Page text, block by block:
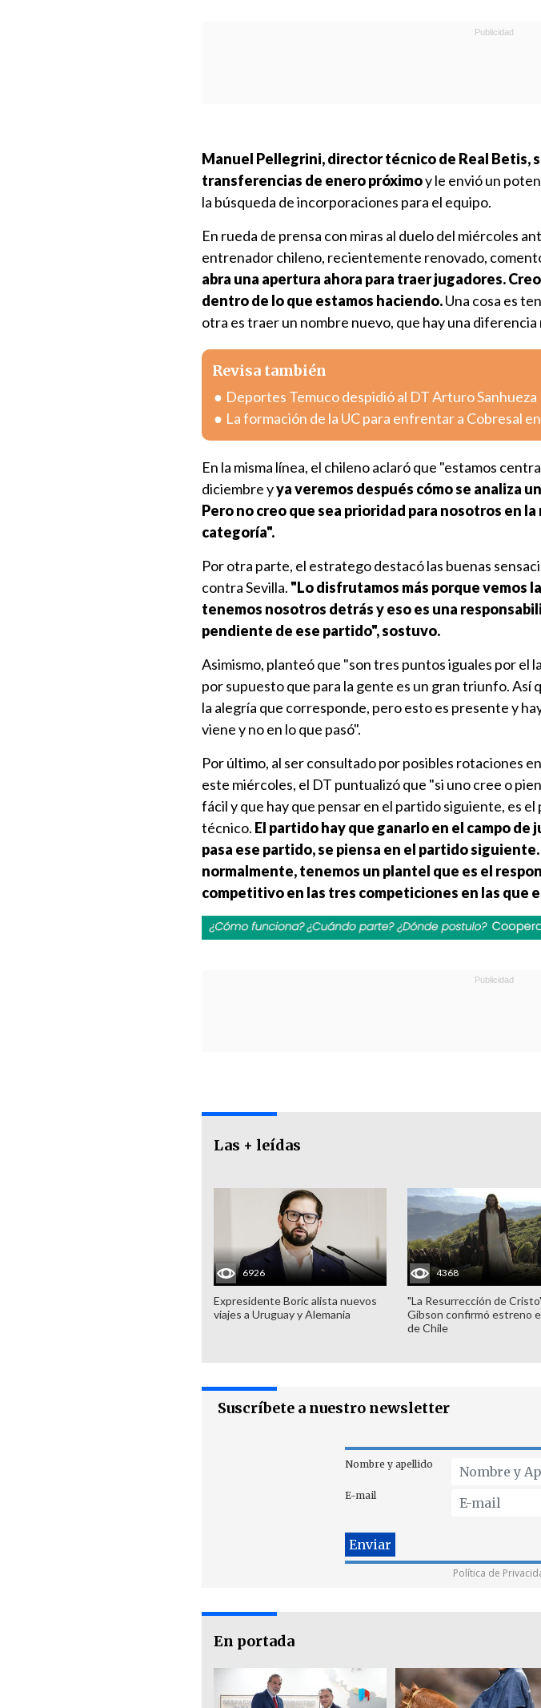
Manuel Pellegrini, director técnico de Real Betis,
transferencias de enero próximoy le envió un
la búsqueda de incorporaciones para el equipo.
En rueda de prensa con miras al duelo del miércoles
entrenador chileno, recientemente renovado,
abra una apertura ahora para traer jugadores.
dentro de lo que estamos haciendo.Una cosa es
otra es traer un nombre nuevo, que hay una
Revisa también
Deportes Temuco despidió al DT Arturo Sanhueza
La formación de la UC para enfrentar a Cobresal
En la misma línea, el chileno aclaró que "estamos
diciembre yya veremos después cómo se analiza
Pero no creo que sea prioridad para nosotros en
categoría".
Por otra parte, el estratego destacó las buenas
contra Sevilla. "Lo disfrutamos más porque vemos
tenemos nosotros detrás y eso es una
pendiente de ese partido", sostuvo.
Asimismo, planteó que "son tres puntos iguales por el
por supuesto que para la gente es un gran triunfo. Así
la alegría que corresponde, pero esto es presente y
viene y no en lo que pasó".
Por último, al ser consultado por posibles rotaciones
este miércoles, el DT puntualizó que "si uno cree o
fácil y que hay que pensar en el partido siguiente, es
técnico. El partido hay que ganarlo en el campo de
pasa ese partido, se piensa en el partido
normalmente, tenemos un plantel que es el
competitivo en las tres competiciones en las que
Las + leídas
6926
Expresidente Boric alista nuevos
viajes a Uruguay y Alemania
4368
"La Resurrección de
Gibson confirmó estreno
de Chile
Suscríbete a nuestro newsletter
Nombre y apellido
E-mail
Política de
En portada